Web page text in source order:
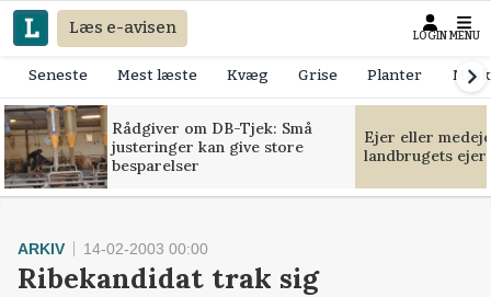
Læs e-avisen LOGIN MENU
Seneste Mest læste Kvæg Grise Planter
Rådgiver om DB-Tjek: Små
justeringer kan give store
besparelser
Ejer eller
landbrugets
ARKIV 14-02-2003 00:00
Ribekandidat trak sig